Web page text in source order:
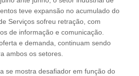
teve expansão no acumulado do
Serviços sofreu retração, com
de informação e comunicação.
e demanda, continuam sendo
ambos os setores.
se mostra desafiador em função do